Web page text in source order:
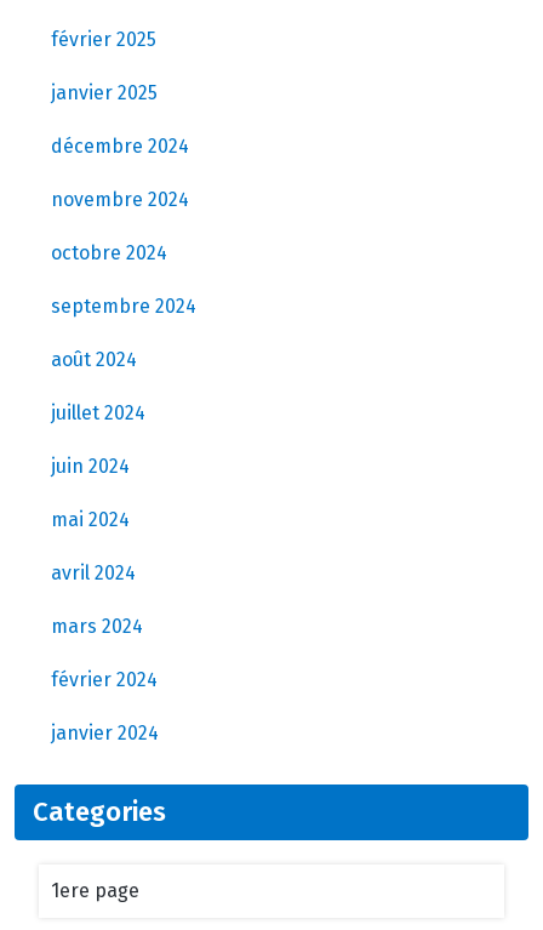
février 2025
janvier 2025
décembre 2024
novembre 2024
octobre 2024
septembre 2024
août 2024
juillet 2024
juin 2024
mai 2024
avril 2024
mars 2024
février 2024
janvier 2024
Categories
1ere page